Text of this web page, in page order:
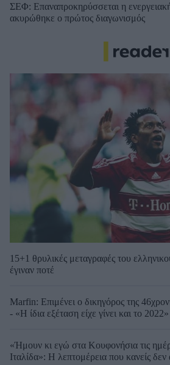
ΣΕΦ: Επαναπροκηρύσσεται η
ακυρώθηκε ο πρώτος διαγωνισμός
15+1 θρυλικές μεταγραφές του
έγιναν ποτέ
Marfin: Επιμένει ο δικηγόρος της
- «Η ίδια εξέταση είχε γίνει και το 2022»
«Ήμουν κι εγώ στα Κουφονήσια τις
Ιταλίδα»: Η λεπτομέρεια που κανείς δεν